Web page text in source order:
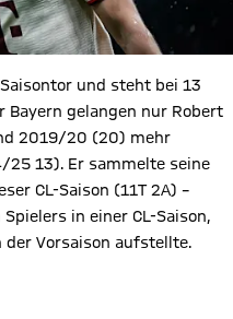
und steht bei 13
Bayern gelangen nur Robert
2019/20 (20) mehr
25 13). Er sammelte seine
CL-Saison (11T 2A) –
in einer CL-Saison,
Vorsaison aufstellte.